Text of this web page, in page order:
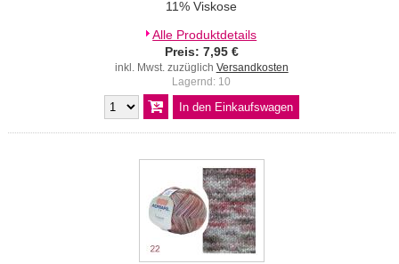
11% Viskose
Alle Produktdetails
Preis: 7,95 €
inkl. Mwst. zuzüglich Versandkosten
Lagernd: 10